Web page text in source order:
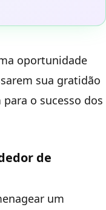
oportunidade
sua gratidão
o sucesso dos
de
um